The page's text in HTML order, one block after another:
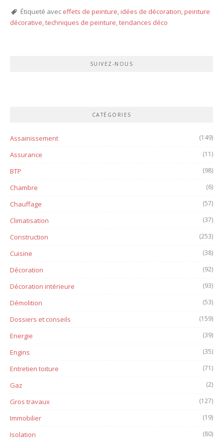
Étiqueté avec effets de peinture,idées de décoration,peinture
décorative,techniques de peinture,tendances déco
SUIVEZ-NOUS
CATÉGORIES
Assainissement (149)
Assurance (11)
BTP (98)
Chambre (6)
Chauffage (57)
Climatisation (37)
Construction (253)
Cuisine (38)
Décoration (92)
Décoration intérieure (93)
Démolition (53)
Dossiers et conseils (159)
Energie (39)
Engins (35)
Entretien toiture (71)
Gaz (2)
Gros travaux (127)
Immobilier (19)
Isolation (80)